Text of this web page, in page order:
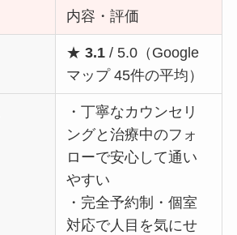
内容・評価
★3.1 / 5.0（Google
マップ 45件の平均）
・丁寧なカウンセリ
ングと治療中のフォ
ローで安心して通い
やすい
・完全予約制・個室
対応で人目を気にせ